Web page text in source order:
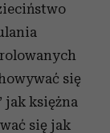
się
jak księżna
się jak